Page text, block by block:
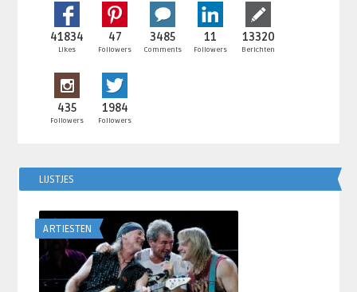
41834
Likes
47
Followers
3485
Comments
11
Followers
13320
Berichten
435
Followers
1984
Followers
LIJSTJES
ARTIESTEN